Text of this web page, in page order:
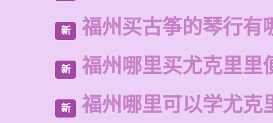
新 福州买古筝的琴行有
新 福州哪里买尤克里里
新 福州哪里可以学尤克